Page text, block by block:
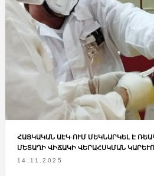
ՀԱՅԿԱԿԱՆ ԱԷԿ-ՈՒՄ ՄԵԿՆԱՐԿԵԼ Է
ՄԵՏԱՂԻ ՎԻՃԱԿԻ ՎԵՐԱՀՍԿՄԱՆ
14.11.2025